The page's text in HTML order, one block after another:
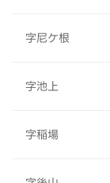
字尼ケ根
字池上
字稲場